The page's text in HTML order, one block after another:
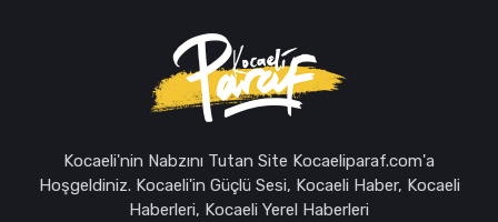
Kocaeli'nin Nabzını Tutan Site Kocaeliparaf.com'a
Hoşgeldiniz. Kocaeli'in Güçlü Sesi, Kocaeli Haber, Kocaeli
Haberleri, Kocaeli Yerel Haberleri